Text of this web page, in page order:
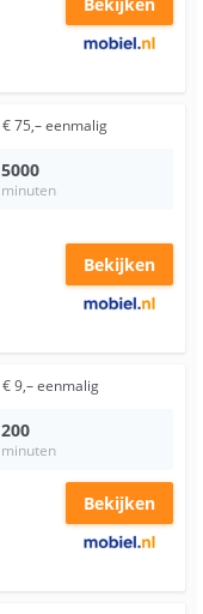
€75,–eenmalig
5000
minuten
Bekijken
€9,–eenmalig
200
minuten
Bekijken